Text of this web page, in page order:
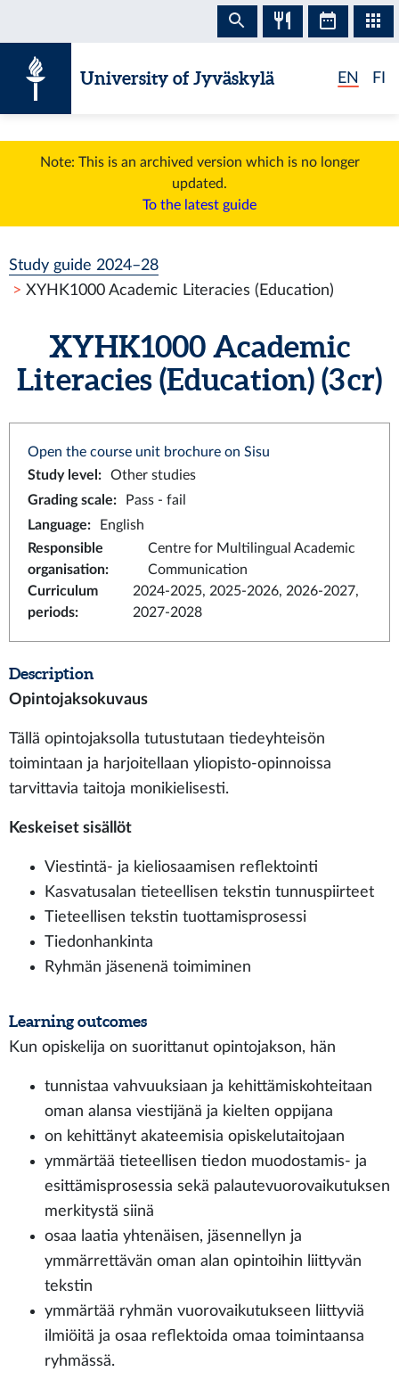
University of Jyväskylä EN FI
Note: This is an archived version which is no longer
updated.
To the latest guide
Study guide 2024–28
XYHK1000 Academic Literacies (Education)
XYHK1000 Academic
Literacies (Education) (3 cr)
Open the course unit brochure on Sisu
Study level :
Other studies
Grading scale:
Pass - fail
Language:
English
Responsible
organisation:
Centre for Multilingual Academic
Communication
Curriculum
periods:
2024-2025, 2025-2026, 2026-2027,
2027-2028
Description
Opintojaksokuvaus
Tällä opintojaksolla tutustutaan tiedeyhteisön
toimintaan ja harjoitellaan yliopisto-opinnoissa
tarvittavia taitoja monikielisesti.
Keskeiset sisällöt
Viestintä- ja kieliosaamisen reflektointi
Kasvatusalan tieteellisen tekstin tunnuspiirteet
Tieteellisen tekstin tuottamisprosessi
Tiedonhankinta
Ryhmän jäsenenä toimiminen
Learning outcomes
Kun opiskelija on suorittanut opintojakson, hän
tunnistaa vahvuuksiaan ja kehittämiskohteitaan
oman alansa viestijänä ja kielten oppijana
on kehittänyt akateemisia opiskelutaitojaan
ymmärtää tieteellisen tiedon muodostamis- ja
esittämisprosessia sekä palautevuorovaikutuksen
merkitystä siinä
osaa laatia yhtenäisen, jäsennellyn ja
ymmärrettävän oman alan opintoihin liittyvän
tekstin
ymmärtää ryhmän vuorovaikutukseen liittyviä
ilmiöitä ja osaa reflektoida omaa toimintaansa
ryhmässä.